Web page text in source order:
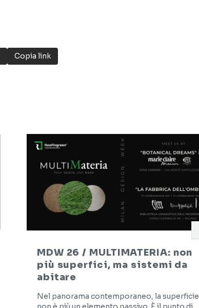
Copia link
MDW 26 / MULTIMATERIA: non
più superfici, ma sistemi da
abitare
Nel panorama contemporaneo, la superficie